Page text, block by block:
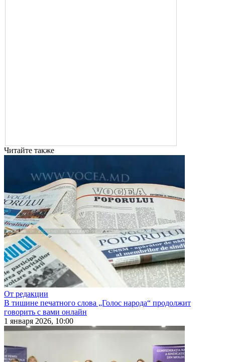
Читайте также
От редакции
В тишине печатного слова „Голос народа“ продолжит
говорить с вами онлайн
1 января 2026, 10:00